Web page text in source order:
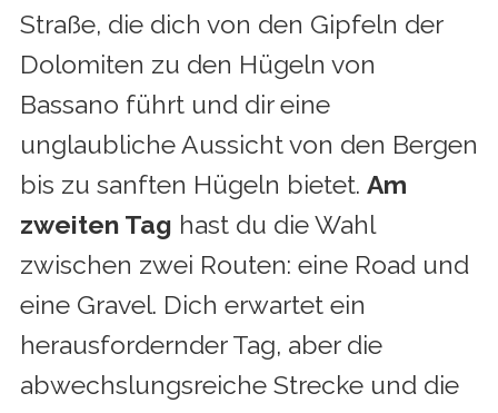
Straße, die dich von den Gipfeln der
Dolomiten zu den Hügeln von
Bassano führt und dir eine
unglaubliche Aussicht von den Bergen
bis zu sanften Hügeln bietet. Am
zweiten Tag hast du die Wahl
zwischen zwei Routen: eine Road und
eine Gravel. Dich erwartet ein
herausfordernder Tag, aber die
abwechslungsreiche Strecke und die